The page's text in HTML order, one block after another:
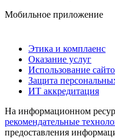
Мобильное приложение
Этика и комплаенс
Оказание услуг
Использование
Защита
ИТ аккредитация
На информационном
рекомендательные
предоставления